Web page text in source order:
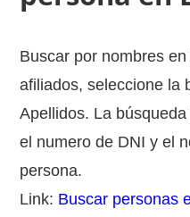
Buscar por nombres
afiliados, seleccione la
Apellidos. La
el numero de DNI y el
persona.
Link: Buscar personas